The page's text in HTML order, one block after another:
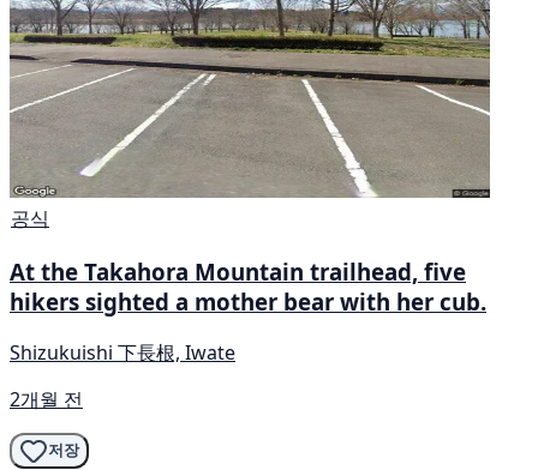
공식
At the Takahora Mountain trailhead, five
hikers sighted a mother bear with her cub.
Shizukuishi 下長根, Iwate
2개월 전
저장